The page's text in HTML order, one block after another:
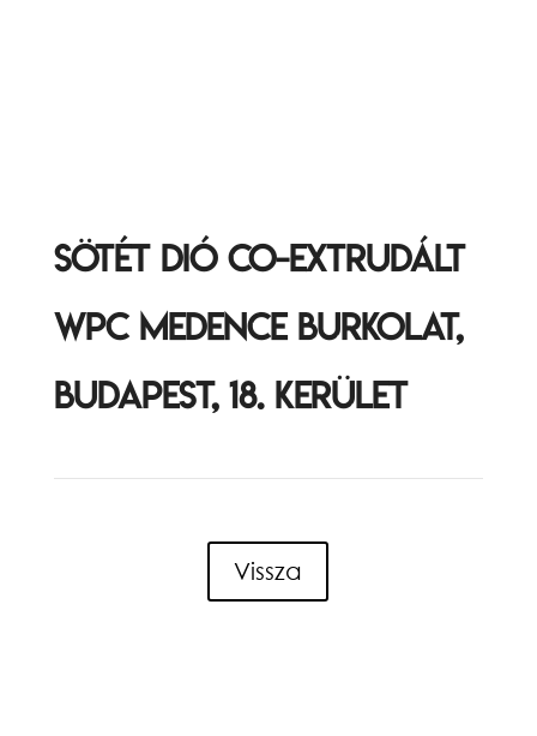
Sötét dió Co-extrudált
WPC medence burkolat,
Budapest, 18. kerület